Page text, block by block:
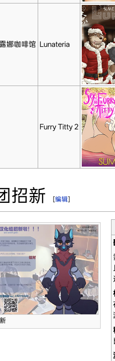
露娜咖啡馆 Lunateria
Furry Titty 2
招新 [编辑]